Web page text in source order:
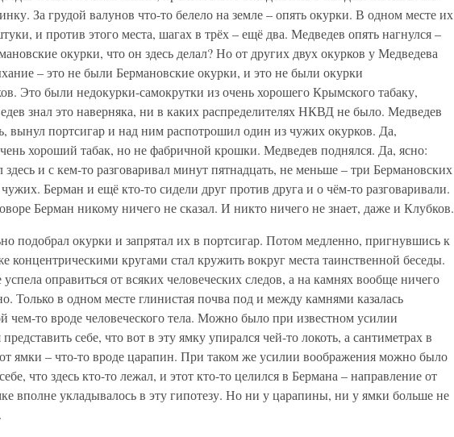
За грудой валунов что-то белело на земле – опять окурки. В одном месте их
и против этого места, шагах в трёх – ещё два. Медведев опять нагнулся –
окурки, что он здесь делал? Но от других двух окурков у Медведева
– это не были Бермановские окурки, и это не были окурки
Это были недокурки-самокрутки из очень хорошего Крымского табаку,
знал это наверняка, ни в каких распределителях НКВД не было. Медведев
вынул портсигар и над ним распотрошил один из чужих окурков. Да,
хороший табак, но не фабричной крошки. Медведев поднялся. Да, ясно:
здесь и с кем-то разговаривал минут пятнадцать, не меньше – три Бермановских
Берман и ещё кто-то сидели друг против друга и о чём-то разговаривали.
Берман никому ничего не сказал. И никто ничего не знает, даже и Клубков.
подобрал окурки и запрятал их в портсигар. Потом медленно, пригнувшись к
концентрическими кругами стал кружить вокруг места таинственной беседы.
оправиться от всяких человеческих следов, а на камнях вообще ничего
Только в одном месте глинистая почва под и между камнями казалась
чем-то вроде человеческого тела. Можно было при известном усилии
себе, что вот в эту ямку упирался чей-то локоть, а сантиметрах в
ямки – что-то вроде царапин. При таком же усилии воображения можно было
что здесь кто-то лежал, и этот кто-то целился в Бермана – направление от
вполне укладывалось в эту гипотезу. Но ни у царапины, ни у ямки больше не